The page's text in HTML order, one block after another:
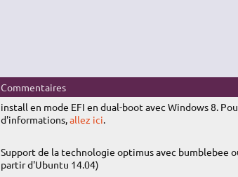
Commentaires
install en mode EFI en dual-boot avec Windows 8.
d'informations,allez ici.
Support de la technologie optimus avec bumblebee
partir d'Ubuntu 14.04)